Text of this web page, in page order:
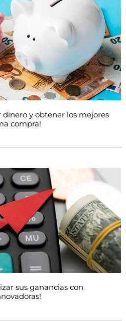
dinero y obtener los mejores
compra!
sus ganancias con